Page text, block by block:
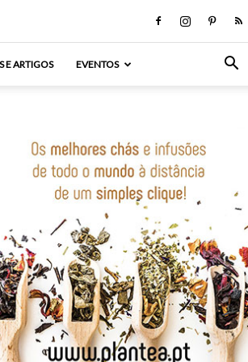
E ARTIGOS EVENTOS